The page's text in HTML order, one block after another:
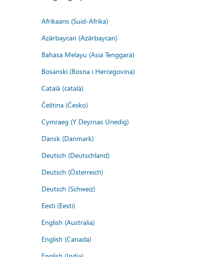
Afrikaans (Suid-Afrika)
Azərbaycan (Azərbaycan)
Bahasa Melayu (Asia Tenggara)
Bosanski (Bosna i Hercegovina)
Català (català)
Čeština (Česko)
Cymraeg (Y Deyrnas Unedig)
Dansk (Danmark)
Deutsch (Deutschland)
Deutsch (Österreich)
Deutsch (Schweiz)
Eesti (Eesti)
English (Australia)
English (Canada)